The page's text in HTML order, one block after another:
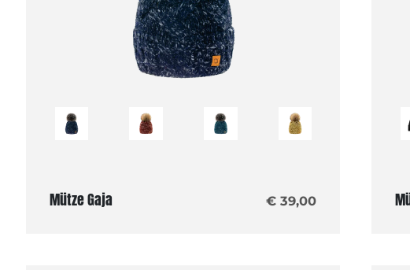
Mütze Gaja € 39,00